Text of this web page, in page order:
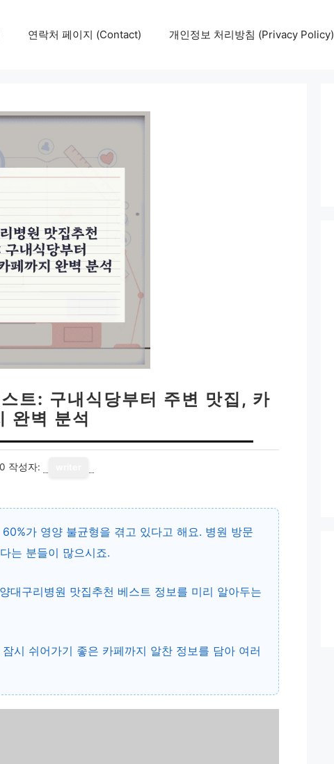
연락처 페이지 (Contact) 개인정보 처리방침 (Privacy Policy)
트: 구내식당부터 주변 맛집, 카
완벽 분석
작성자:
가 영양 불균형을 겪고 있다고 해요. 병원 방문
는 분들이 많으시죠.
대구리병원 맛집추천 베스트 정보를 미리 알아두는
시 쉬어가기 좋은 카페까지 알찬 정보를 담아 여러